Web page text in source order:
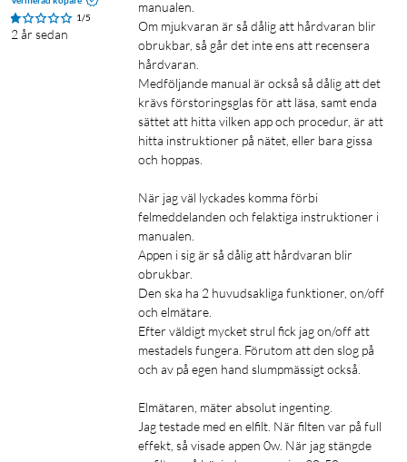
1/5
2 år sedan
manualen.
Om mjukvaran är så dålig att hårdvaran blir
obrukbar, så går det inte ens att recensera
hårdvaran.
Medföljande manual är också så dålig att det
krävs förstoringsglas för att läsa, samt enda
sättet att hitta vilken app och procedur, är att
hitta instruktioner på nätet, eller bara gissa
och hoppas.
När jag väl lyckades komma förbi
felmeddelanden och felaktiga instruktioner i
manualen.
Appen i sig är så dålig att hårdvaran blir
obrukbar.
Den ska ha 2 huvudsakliga funktioner, on/off
och elmätare.
Efter väldigt mycket strul fick jag on/off att
mestadels fungera. Förutom att den slog på
och av på egen hand slumpmässigt också.
Elmätaren, mäter absolut ingenting.
Jag testade med en elfilt. När filten var på full
effekt, så visade appen 0w. När jag stängde